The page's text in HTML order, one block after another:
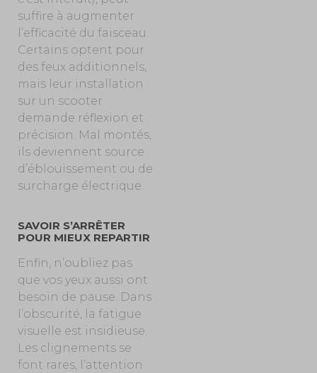
suffire à augmenter
l’efficacité du faisceau.
Certains optent pour
des feux additionnels,
mais leur installation
sur un scooter
demande réflexion et
précision. Mal montés,
ils deviennent source
d’éblouissement ou de
surcharge électrique.
SAVOIR S’ARRÊTER
POUR MIEUX REPARTIR
Enfin, n’oubliez pas
que vos yeux aussi ont
besoin de pause. Dans
l’obscurité, la fatigue
visuelle est insidieuse.
Les clignements se
font rares, l’attention